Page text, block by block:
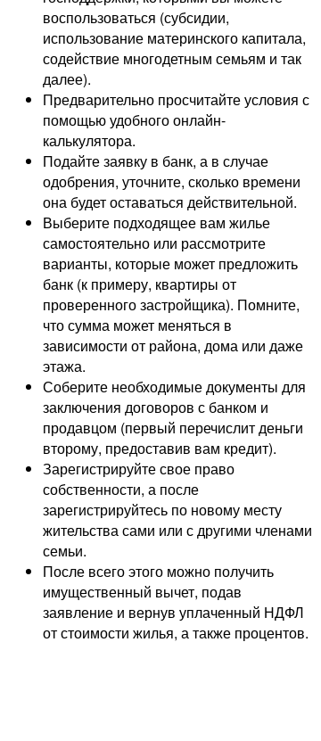
воспользоваться (субсидии,
использование материнского капитала,
содействие многодетным семьям и так
далее).
Предварительно просчитайте условия с
помощью удобного онлайн-
калькулятора.
Подайте заявку в банк, а в случае
одобрения, уточните, сколько времени
она будет оставаться действительной.
Выберите подходящее вам жилье
самостоятельно или рассмотрите
варианты, которые может предложить
банк (к примеру, квартиры от
проверенного застройщика). Помните,
что сумма может меняться в
зависимости от района, дома или даже
этажа.
Соберите необходимые документы для
заключения договоров с банком и
продавцом (первый перечислит деньги
второму, предоставив вам кредит).
Зарегистрируйте свое право
собственности, а после
зарегистрируйтесь по новому месту
жительства сами или с другими членами
семьи.
После всего этого можно получить
имущественный вычет, подав
заявление и вернув уплаченный НДФЛ
от стоимости жилья, а также процентов.